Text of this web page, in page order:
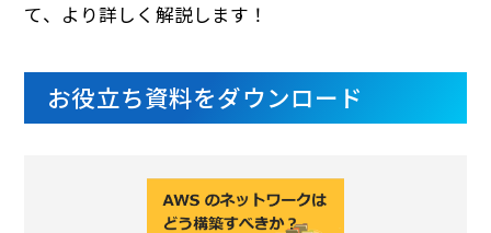
て、より詳しく解説します！
お役立ち資料をダウンロード